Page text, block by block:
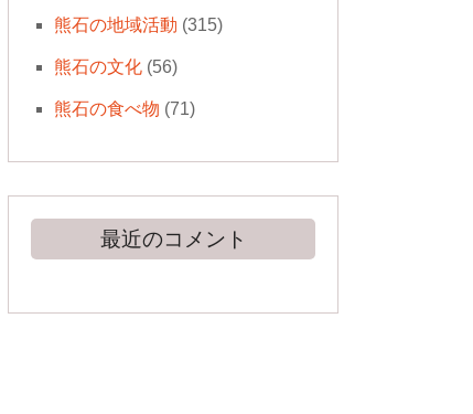
熊石の地域活動 (315)
熊石の文化(56)
熊石の食べ物 (71)
最近のコメント